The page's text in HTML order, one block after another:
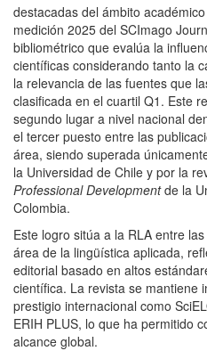
destacadas del ámbito
medición 2025 del SCImago
bibliométrico que evalúa la
científicas considerando tanto la
la relevancia de las fuentes que
clasificada en el cuartil Q1 . Este
segundo lugar a nivel nacional
el tercer puesto entre las
área, siendo superada
la Universidad de Chile y por la
Professional Developmentde la
Colombia.
Este logro sitúa a la RLA entre
área de la lingüística aplicada,
editorial basado en altos
científica. La revista se mantiene
prestigio internacional como
ERIH PLUS, lo que ha permitido
alcance global.